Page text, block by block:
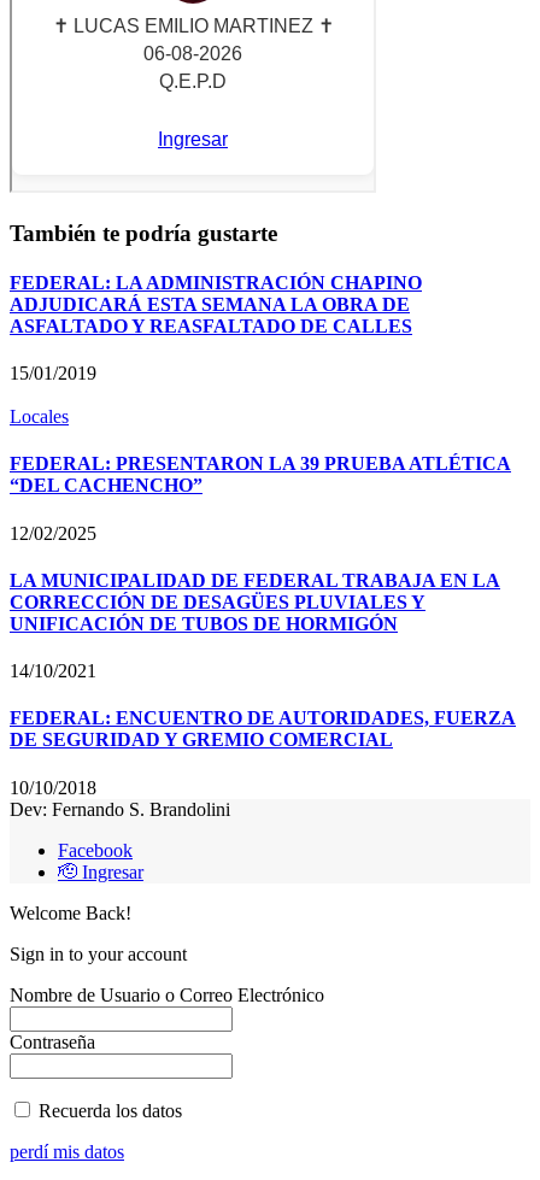
También te podría gustarte
FEDERAL: LA ADMINISTRACIÓN CHAPINO
ADJUDICARÁ ESTA SEMANA LA OBRA DE
ASFALTADO Y REASFALTADO DE CALLES
15/01/2019
Locales
FEDERAL: PRESENTARON LA 39 PRUEBA ATLÉTICA
“DEL CACHENCHO”
12/02/2025
LA MUNICIPALIDAD DE FEDERAL TRABAJA EN LA
CORRECCIÓN DE DESAGÜES PLUVIALES Y
UNIFICACIÓN DE TUBOS DE HORMIGÓN
14/10/2021
FEDERAL: ENCUENTRO DE AUTORIDADES, FUERZA
DE SEGURIDAD Y GREMIO COMERCIAL
10/10/2018
Dev: Fernando S. Brandolini
Facebook
🫡 Ingresar
Welcome Back!
Sign in to your account
Nombre de Usuario o Correo Electrónico
Contraseña
Recuerda los datos
perdí mis datos